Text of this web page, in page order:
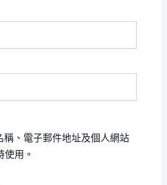
稱、電子郵件地址及個人網站
用。